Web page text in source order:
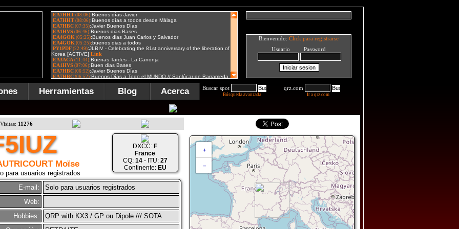
Bienvenido: Click para registrarse
Usuario Password
Herramientas Blog Acerca Buscar spot
Búsqueda avanzada
qrz.com
Ir a qrz.com
Visitas: 11276
+
−
Moïse
para usuarios registrados
DXCC: F
France
CQ: 14- ITU: 27
Continente: EU
E-mail:
Solo para usuarios registrados
Web:
Hobbies:
QRP with KX3 / GP ou Dipole /// SOTA